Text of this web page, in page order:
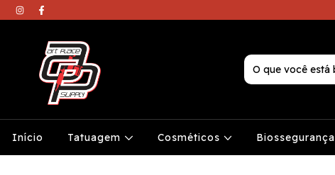
Início Tatuagem Cosméticos Biossegurança